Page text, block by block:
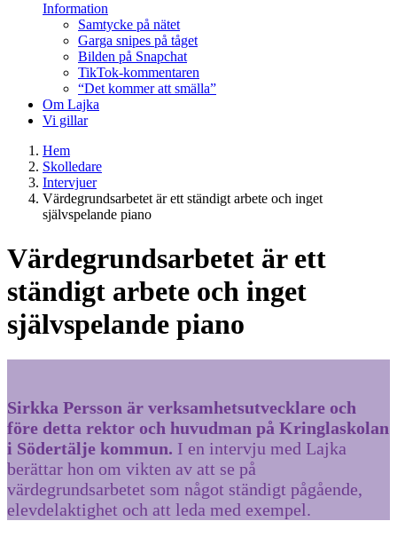
Information
Samtycke på nätet
Garga snipes på tåget
Bilden på Snapchat
TikTok-kommentaren
“Det kommer att smälla”
Om Lajka
Vi gillar
Hem
Skolledare
Intervjuer
Värdegrundsarbetet är ett ständigt arbete och inget
självspelande piano
Värdegrundsarbetet är ett
ständigt arbete och inget
självspelande piano
Sirkka Persson är verksamhetsutvecklare och
före detta rektor och huvudman på Kringlaskolan
i Södertälje kommun. I en intervju med Lajka
berättar hon om vikten av att se på
värdegrundsarbetet som något ständigt pågående,
elevdelaktighet och att leda med exempel.